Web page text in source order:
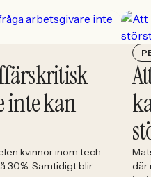
inte kan
kvinnor inom tech
30%. Samtidigt blir
där